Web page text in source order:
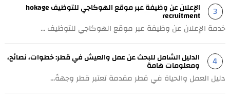
الإعلان عن وظيفة عبر موقع الهوكاجي للتوظيف hokage
recruitment
خدمة الإعلان عن وظيفة عبر موقع الهوكاجي للتوظيف ...
الدليل الشامل للبحث عن عمل والعيش في قطر: خطوات، نصائح،
ومعلومات هامة
دليل العمل والحياة في قطر مقدمة تعتبر قطر وجهةً...